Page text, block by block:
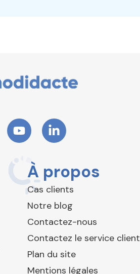
À propos
Cas clients
Notre blog
Contactez-nous
Contactez le service client
Plan du site
Mentions légales